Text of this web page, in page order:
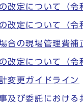
改定について（令
改定について（令
合の現場管理費補
改定について（令
変更ガイドライン
及び委託におけ